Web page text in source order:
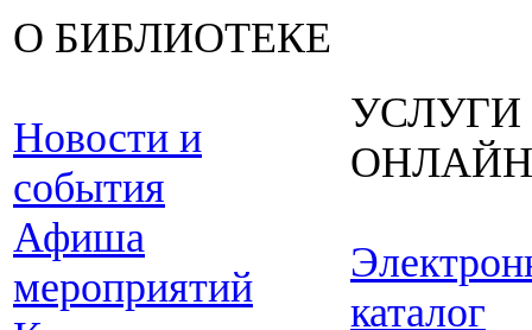
О БИБЛИОТЕКЕ
Новости и
события
Афиша
мероприятий
УСЛУГИ
ОНЛАЙН
каталог